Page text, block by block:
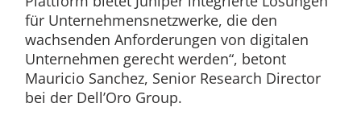
für Unternehmensnetzwerke, die den
wachsenden Anforderungen von digitalen
Unternehmen gerecht werden“, betont
Mauricio Sanchez, Senior Research Director
bei der Dell’Oro Group.